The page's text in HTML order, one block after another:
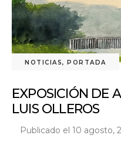
NOTICIAS, PORTADA
EXPOSICIÓN DE
LUIS OLLEROS
Publicado el 10 agosto,